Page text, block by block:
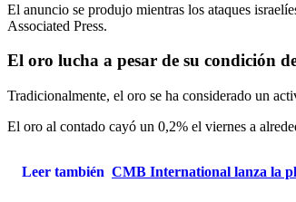
El anuncio se produjo mientras los ataques
Associated Press.
El oro lucha a pesar de su condición
Tradicionalmente, el oro se ha considerado un
El oro al contado cayó un 0,2% el viernes a
Leer también CMB International lanza la